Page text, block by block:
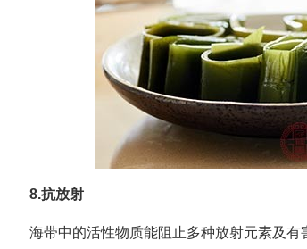
8.抗放射
海带中的活性物质能阻止多种放射元素及有